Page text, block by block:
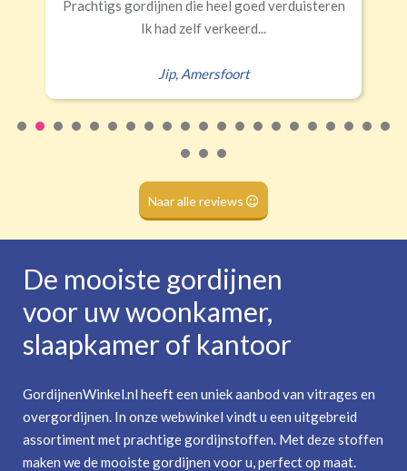
(wave plooi) (tunnel)
(dubbele tunnel)
Erald,Zeist
Naar alle reviews
De mooiste gordijnen
voor uw woonkamer,
slaapkamer of kantoor
GordijnenWinkel.nl heeft een uniek aanbod van vitrages en
overgordijnen. In onze webwinkel vindt u een uitgebreid
assortiment met prachtige gordijnstoffen. Met deze stoffen
maken we de mooiste gordijnen voor u, perfect op maat.